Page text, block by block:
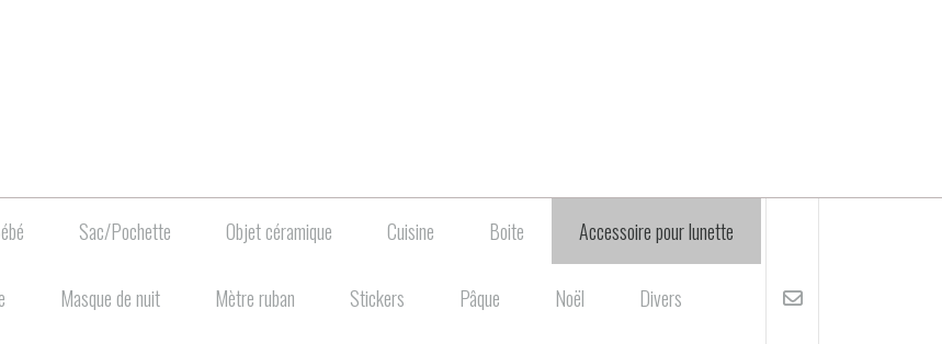
Sac/Pochette Objet céramique Cuisine Boite Accessoire pour lunette
Masque de nuit Mètre ruban Stickers Pâque Noël Divers